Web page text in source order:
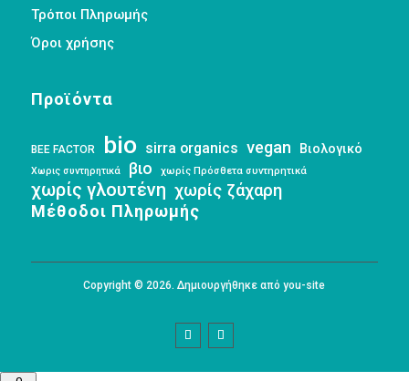
Τρόποι Πληρωμής
Όροι χρήσης
Προϊόντα
BEE FACTOR bio sirra organics vegan Βιολογικό
Χωρις συντηρητικά βιο χωρίς Πρόσθετα συντηρητικά
χωρίς γλουτένη χωρίς ζάχαρη
Μέθοδοι Πληρωμής
Copyright © 2026. Δημιουργήθηκε από you-site